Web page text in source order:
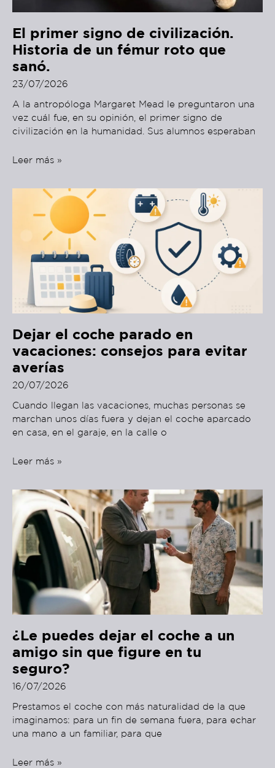
El primer signo de civilización.
Historia de un fémur roto que
sanó.
23/07/2026
A la antropóloga Margaret Mead le preguntaron una
vez cuál fue, en su opinión, el primer signo de
civilización en la humanidad. Sus alumnos esperaban
Leer más »
Dejar el coche parado en
vacaciones: consejos para evitar
averías
20/07/2026
Cuando llegan las vacaciones, muchas personas se
marchan unos días fuera y dejan el coche aparcado
en casa, en el garaje, en la calle o
Leer más »
¿Le puedes dejar el coche a un
amigo sin que figure en tu
seguro?
16/07/2026
Prestamos el coche con más naturalidad de la que
imaginamos: para un fin de semana fuera, para echar
una mano a un familiar, para que
Leer más »